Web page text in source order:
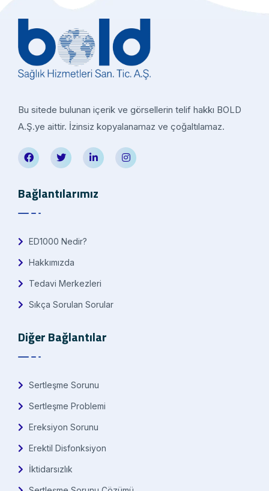
Bu sitede bulunan içerik ve görsellerin telif hakkı BOLD
A.Ş.ye aittir. İzinsiz kopyalanamaz ve çoğaltılamaz.
Bağlantılarımız
ED1000 Nedir?
Hakkımızda
Tedavi Merkezleri
Sıkça Sorulan Sorular
Diğer Bağlantılar
Sertleşme Sorunu
Sertleşme Problemi
Ereksiyon Sorunu
Erektil Disfonksiyon
İktidarsızlık